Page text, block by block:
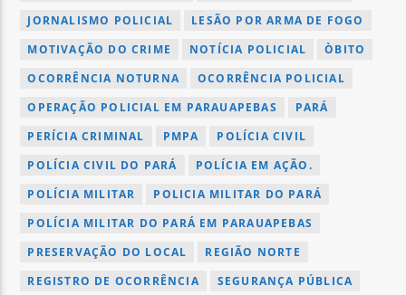
JORNALISMO POLICIAL
LESÃO POR ARMA DE FOGO
MOTIVAÇÃO DO CRIME
NOTÍCIA POLICIAL
ÒBITO
OCORRÊNCIA NOTURNA
OCORRÊNCIA POLICIAL
OPERAÇÃO POLICIAL EM PARAUAPEBAS
PARÁ
PERÍCIA CRIMINAL
PMPA
POLÍCIA CIVIL
POLÍCIA CIVIL DO PARÁ
POLÍCIA EM AÇÃO.
POLÍCIA MILITAR
POLICIA MILITAR DO PARÁ
POLÍCIA MILITAR DO PARÁ EM PARAUAPEBAS
PRESERVAÇÃO DO LOCAL
REGIÃO NORTE
REGISTRO DE OCORRÊNCIA
SEGURANÇA PÚBLICA